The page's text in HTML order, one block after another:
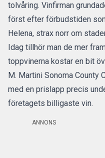
tolvåring. Vinfirman
först efter förbudstiden
Helena, strax norr om
Idag tillhör man de mer
toppvinerna kostar en bit
M. Martini Sonoma County
med en prislapp precis
företagets billigaste vin.
ANNONS